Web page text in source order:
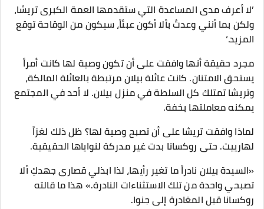
​’لا أعرف مدى المساعدة التي ستقدمها العمة الكبرى تريشا،
ولكن بما أنني وعدتُ بألا أكون عبئاً، سيكون من الوقاحة توقع
المزيد.‘
مجرد حقيقة أنها وافقت على أن تكون وصية لها كانت أمراً
يستحق الامتنان. كانت عائلة بيلان مرتبطة بالعائلة المالكة،
وتريشا تمتلك كل السلطة في منزل بيلان. لا أحد في المجتمع
يمكنه معاملتها بخفة.
​لماذا وافقت تريشا على أن تصبح وصية لها؟ ظل ذلك لغزاً
لهارييت. حتى روكسانا بدت غير مدركة لنواياها الحقيقية.
«السيدة بيلان نادراً ما تغير رأيها، لذا ابذلي قصارى جهدكِ ألا
تصبحي واحدة من تلك الاستثناءات النادرة.» هذا ما قالته
روكسانا قبل المغادرة إلى جنوا.